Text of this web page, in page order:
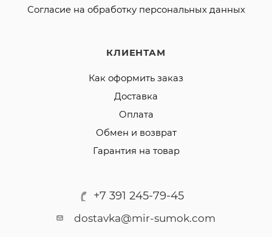
Согласие на обработку персональных данных
КЛИЕНТАМ
Как оформить заказ
Доставка
Оплата
Обмен и возврат
Гарантия на товар
+7 391 245-79-45
dostavka@mir-sumok.com